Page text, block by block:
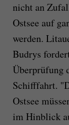
nicht an
Ostsee auf
werden.
Budrys
Überprüfung
Schifffahrt.
Ostsee
im Hinblick